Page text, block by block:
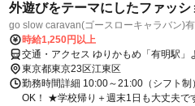
外遊びをテーマにしたファッ
go slow caravan(ゴースローキャラバン)
時給1,250円以上
交通・アクセス ゆりかもめ「有明駅」
東京都東京23区江東区
勤務時間詳細 10:00～21:00（シフト
OK！ ★学校帰り＋週末1日も大丈夫